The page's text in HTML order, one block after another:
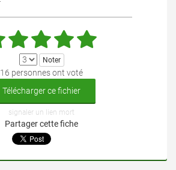
16 personnes ont voté
Télécharger ce fichier
signaler un lien mort
Partager cette fiche